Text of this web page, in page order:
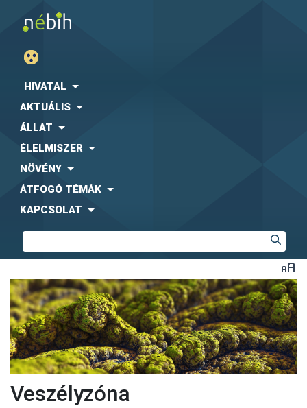
HIVATAL
AKTUÁLIS
ÁLLAT
ÉLELMISZER
NÖVÉNY
ÁTFOGÓ TÉMÁK
KAPCSOLAT
Veszélyzóna